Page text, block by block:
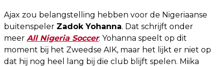
Ajax zou belangstelling hebben voor de Nigeriaanse
buitenspeler Zadok Yohanna. Dat schrijft onder
meer All Nigeria Soccer. Yohanna speelt op dit
moment bij het Zweedse AIK, maar het lijkt er niet op
dat hij nog heel lang bij die club blijft spelen. Miika